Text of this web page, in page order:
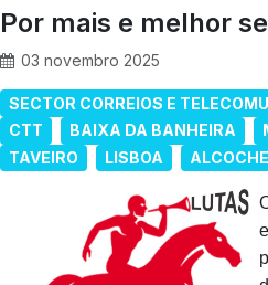
Por mais e melhor
03 novembro 2025
SECTOR CORREIOS E
CTT
BAIXA DA BANHEIRA
TAVEIRO
LISBOA